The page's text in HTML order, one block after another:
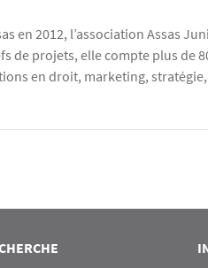
en 2012, l’association Assas
projets, elle compte plus de
en droit, marketing,